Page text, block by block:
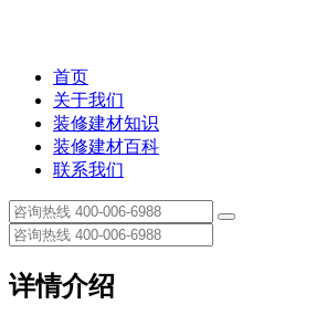
首页
关于我们
装修建材知识
装修建材百科
联系我们
详情介绍